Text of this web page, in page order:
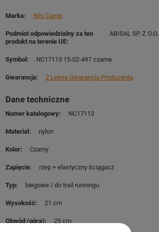
Marka Nils Camp
Podmiot odpowiedzialny za ten
produkt na terenie UE
ABISAL SP. Z O.O.
Symbol NC17113 15-02-497 czarne
Gwarancja 2 Letnia Gwarancja Producenta
Dane techniczne
Numer katalogowy NC17113
Materiał nylon
Kolor Czarny
Zapięcie rzep + elastyczny ściągacz
Typ biegowe / do trail runningu
Wysokość 21 cm
Obwód (góra) 25 cm